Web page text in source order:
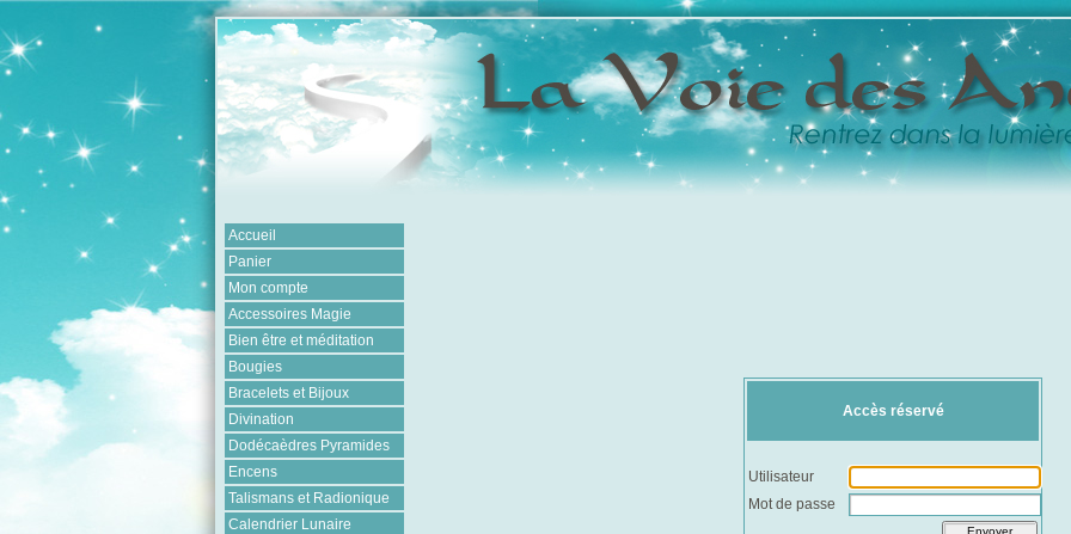
Accueil
Panier
Mon compte
Accessoires Magie
Bien être et méditation
Bougies
Bracelets et Bijoux
Divination
Dodécaèdres Pyramides
Encens
Talismans et Radionique
Calendrier Lunaire
Accès réservé
Utilisateur
Mot de passe